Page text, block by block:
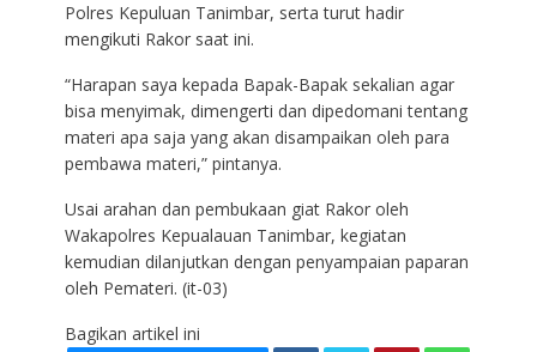
Polres Kepuluan Tanimbar, serta turut hadir
mengikuti Rakor saat ini.
“Harapan saya kepada Bapak-Bapak sekalian agar
bisa menyimak, dimengerti dan dipedomani tentang
materi apa saja yang akan disampaikan oleh para
pembawa materi,” pintanya.
Usai arahan dan pembukaan giat Rakor oleh
Wakapolres Kepualauan Tanimbar, kegiatan
kemudian dilanjutkan dengan penyampaian paparan
oleh Pemateri. (it-03)
Bagikan artikel ini